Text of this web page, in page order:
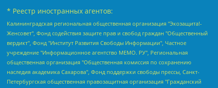
* Реестр иностранных агентов:
Калининградская региональная общественная организация "Экозащита!-Женсовет", Фонд содействия защите прав и свобод граждан "Общественный вердикт", Фонд "Институт Развития Свободы Информации", Частное учреждение "Информационное агентство МЕМО. РУ", Региональная общественная организация "Общественная комиссия по сохранению наследия академика Сахарова", Фонд поддержки свободы прессы, Санкт-Петербургская общественная правозащитная организация "Гражданский контроль", Межрегиональная общественная организация "Информационно-просветительский центр "Мемориал", Региональный Фонд "Центр Защиты Прав Средств Массовой Информации", с 05.12.2023 Фонд "Центр Защиты Прав Средств массовой информации", Региональная общественная благотворительная организация помощи беженцам и мигрантам "Гражданское содействие", Негосударственное образовательное учреждение дополнительного профессионального образования (повышение квалификации) специалистов "АКАДЕМИЯ ПО ПРАВАМ ЧЕЛОВЕКА", Свердловская региональная общественная организация "Сутяжник", Автономная некоммерческая организация "Центр независимых социологических исследований", Союз общественных объединений "Российский исследовательский центр по правам человека", Региональное общественное учреждение научно-информационный центр "МЕМОРИАЛ", Некоммерческая организация "Фонд защиты гласности", Автономная некоммерческая организация "Институт прав человека", Городская общественная организация "Екатеринбургское общество "МЕМОРИАЛ", Городская общественная организация "Рязанское историко-просветительское и правозащитное общество "Мемориал" (Рязанский Мемориал), Челябинский региональный орган общественной самодеятельности – женское общественное объединение "Женщины Евразии", Челябинский региональный орган общественной самодеятельности "Уральская правозащитная группа", Фонд содействия защите здоровья и социальной справедливости имени Андрея Рылькова, Автономная Некоммерческая Организация "Аналитический Центр Юрия Левады", Автономная некоммерческая организация социальной поддержки населения "Проект Апрель", Региональная общественная организация помощи женщинам и детям, находящимся в кризисной ситуации "Информационно-методический центр "Анна", Фонд содействия развитию массовых коммуникаций и правовому просвещению "Так-так-Так", Фонд содействия устойчивому развитию "Серебряная тайга", Свердловский региональный общественный фонд социальных проектов "Новое время", "Idel.Реалии", Кавказ.Реалии, Крым.Реалии, Телеканал Настоящее Время, Татаро-башкирская служба Радио Свобода (Azatliq Radiosi), Радио Свободная Европа/Радио Свобода (PCE/PC), "Сибирь.Реалии", "Фактограф", Благотворительный фонд помощи осужденным и их семьям, Автономная некоммерческая организация "Институт глобализации и социальных движений", Фонд "В защиту прав заключенных", Частное учреждение "Центр поддержки и содействия развитию средств массовой информации", Пензенский региональный общественный благотворительный фонд "Гражданский союз", "Север.Реалии", Некоммерческая организация Фонд "Правовая инициатива", Общество с ограниченной ответственностью "Радио Свободная Европа/Радио Свобода", Чешское информационное агентство "MEDIUM-ORIENT", Красноярская региональная общественная организация "Мы против СПИДа", Камалягин Денис Николаевич, Маркелов Сергей Евгеньевич, Пономарев Лев Александрович, Савицкая Людмила Алексеевна, Автономная некоммерческая организация "Центр по работе с проблемой насилия "НАСИЛИЮ.НЕТ", Межрегиональный профессиональный союз работников здравоохранения "Альянс врачей", Юридическое лицо, зарегистрированное в Латвийской Республике, SIA "Medusa Project" (регистрационный номер 40103797863, дата регистрации 10.06.2014), Некоммерческая организация "Фонд по борьбе с коррупцией", Автономная некоммерческая организация "Институт права и публичной политики", Баданин Роман Сергеевич, Гликин Максим Александрович, Железнова Мария Михайловна, Лукьянова Юлия Сергеевна, Маетная Елизавета Витальевна, Маняхин Петр Борисович, Чуракова Ольга Владимировна, Ярош Юлия Петровна, Юридическое лицо "The Insider SIA", зарегистрированное в Риге, Латвийская Республика (дата регистрации 26.06.2015), являющееся администратором доменного имени интернет-издания "The Insider SIA", https://theins.ru, Постернак Алексей Евгеньевич, Рубин Михаил Аркадьевич, Анин Роман Александрович, Юридическое лицо Istories fonds, зарегистрированное в Латвийской Республике (регистрационный номер 50008295751, дата регистрации 24.02.2020), Великовский Дмитрий Александрович, Долинина Ирина Николаевна, Мароховская Алеся Алексеевна, Шлейнов Роман Юрьевич, Шмагун Олеся Валентиновна, Общество с ограниченной ответственностью "Альтаир 2021", Общество с ограниченной ответственностью "Вега 2021", Общество с ограниченной ответственностью "Главный редактор 2021", Общество с ограниченной ответственностью "Ромашки монолит", Важенков Артем Валерьевич, Ивановская областная общественная организация "Центр гендерных исследований", Гурман Юрий Альбертович, Медиапроект "ОВД-Инфо", Егоров Владимир Владимирович, Жилинский Владимир Александрович, Общество с ограниченной ответственностью "ЗП", Иванова София Юрьевна, Карезина Инна Павловна, Кильтау Екатерина Викторовна, Петров Алексей Викторович, Пискунов Сергей Евгеньевич, Смирнов Сергей Сергеевич, Тихонов Михаил Сергеевич, Общество с ограниченной ответственностью "ЖУРНАЛИСТ-ИНОСТРАННЫЙ АГЕНТ", Арапова Галина Юрьевна, Вольтская Татьяна Анатольевна, Американская компания "Mason G.E.S. Anonymous Foundation" (США), являющаяся владельцем интернет-издания https://mnews.world/, Компания "Stichting Bellingcat", зарегистрированная в Нидерландах (дата регистрации 11.07.2018), Захаров Андрей Вячеславович, Клепиковская Екатерина Дмитриевна, Общество с ограниченной ответственностью "МЕМО", Перл Роман Александрович, Симонов Евгений Алексеевич, Соловьева Елена Анатольевна, Сотников Даниил Владимирович, Сурначева Елизавета Дмитриевна, Автономная некоммерческая организация по защите прав человека и информированию населения "Якутия – Наше Мнение", Общество с ограниченной ответственностью "Москоу диджитал медиа", с 26.01.2023 Общество с ограниченной ответственностью "Чайка Белые сады", Ветошкина Валерия Валерьевна, Заговора Максим Александрович, Межрегиональное общественное движение "Российская ЛГБТ - сеть", Оленичев Максим Владимирович, Павлов Иван Юрьевич, Скворцова Елена Сергеевна, Общество с ограниченной ответственностью "Как бы инагент", Кочетков Игорь Викторович, Общество с ограниченной ответственностью "Честные выборы", Еланчик Олег Александрович, Общество с ограниченной ответственностью "Нобелевский призыв", Гималова Регина Эмилевна, Григорьев Андрей Валерьевич, Григорьева Алина Александровна, Ассоциация по содействию защите прав призывников, альтернативнослужащих и военнослужащих "Правозащитная группа "Гражданин.Армия.Право", Хисамова Регина Фаритовна, Автономная некоммерческая организация по реализации социально-правовых программ "Лилит", Дальневосточное общественное движение "Маяк", Санкт-Петербургская ЛГБТ-инициативная группа "Выход", Инициативная группа ЛГБТ+ "Реверс", Алексеев Андрей Викторович, Бекбулатова Таисия Львовна, Беляев Иван Михайлович, Владыкина Елена Сергеевна, Гельман Марат Александрович, Никульшина Вероника Юрьевна, Толоконникова Надежда Андреевна, Шендерович Виктор Анатольевич, Общество с ограниченной ответственностью "Данное сообщение", Общество с ограниченной ответственностью Издательский дом "Новая глава", Айнбиндер Александра Александровна, Московский комьюнити-центр для ЛГБТ+инициатив, Благотворительный фонд развития филантропии, Deutsche Welle (Германия, Kurt-Schumacher-Strasse 3, 53113 Bonn), Борзунова Мария Михайловна, Воробьев Виктор Викторович, Голубева Анна Львовна, Константинова Алла Михайловна, Малкова Ирина Владимировна, Мурадов Мурад Абдулгалимович, Осетинская Елизавета Николаевна, Понасенков Евгений Николаевич, Ганапольский Матвей Юрьевич, Киселев Евгений Алексеевич, Борухович Ирина Григорьевна, Дремин Иван Тимофеевич, Дубровский Дмитрий Викторович, Красноярская региональная общественная организация поддержки и развития альтернативных образовательных технологий и межкультурных коммуникаций "ИНТЕРРА", Маяковская Екатерина Алексеевна, Фейгин Марк Захарович, Филимонов Андрей Викторович, Дзугкоева Регина Николаевна, Доброхотов Роман Александрович, Дудь Юрий Александрович, Елкин Сергей Владимирович, Кругликов Кирилл Игоревич, Сабунаева Мария Леонидовна, Семенов Алексей Владимирович, Шаинян Карен Багратович, Шульман Екатерина Михайловна, Асафьев Артур Валерьевич, Вахштайн Виктор Семенович, Венедиктов Алексей Алексеевич, Лушникова Екатерина Евгеньевна, Волков Леонид Михайлович, Невзоров Александр Глебович, Пархоменко Сергей Борисович, Сироткин Ярослав Николаевич, Кара-Мурза Владимир Владимирович, Баранова Наталья Владимировна, Гозман Леонид Яковлевич, Кагарлицкий Борис Юльевич, Климарев Михаил Валерьевич, Милов Владимир Станиславович, Автономная некоммерческая организация Краснодарский центр современного искусства "Типография", Моргенштерн Алишер Тагирович, Соболь Любовь Эдуардовна, Общество с ограниченной ответственностью "ЛИЗА НОРМ", Каспаров Гарри Кимович, Ходорковский Михаил Борисович, Общество с ограниченной ответственностью "Апрельские тезисы", Данилович Ирина Брониславовна, Кашин Олег Владимирович, Петров Николай Владимирович, Пивоваров Алексей Владимирович, Соколов Михаил Владимирович, Цветкова Юлия Владимировна, Чичваркин Евгений Александрович, Комитет против пыток/Команда против пыток, Общество с ограниченной ответственностью "Первый научный", Общество с ограниченной ответственностью "Вертолет и ко", Белоцерковская Вероника Борисовна, Кац Максим Евгеньевич, Лазарева Татьяна Юрьевна, Шаведдинов Руслан Табризович, Яшин Илья Валерьевич, Общество с ограниченной ответственностью "Иноагент ААВ", Алешковский Дмитрий Петрович, Альбац Евгения Марковна, Быков Дмитрий Львович, Галямина Юлия Евгеньевна, Лойко Сергей Леонидович, Мартынов Кирилл Константинович, Медведев Сергей Александрович, Крашенинников Федор Геннадиевич, Гордеева Катерина Вл